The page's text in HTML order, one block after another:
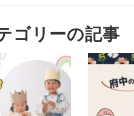
ゴリーの記事